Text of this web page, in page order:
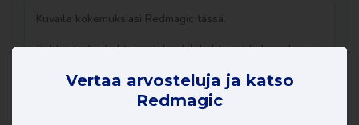
Vertaa arvosteluja ja katso
Redmagic